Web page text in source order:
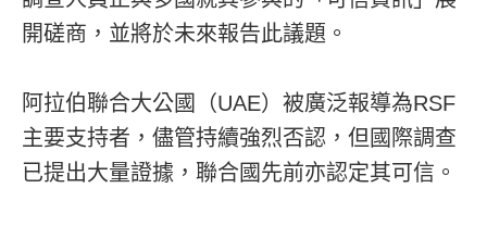
開磋商，並將於未來報告此議題。
阿拉伯聯合大公國（UAE）被廣泛報導為RSF
主要支持者，儘管持續強烈否認，但國際調查
已提出大量證據，聯合國先前亦認定其可信。